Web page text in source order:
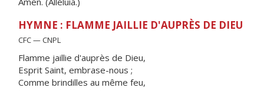
HYMNE : FLAMME JAILLIE D'AUPRÈS DE DIEU
CFC — CNPL
Flamme jaillie d'auprès de Dieu,
Esprit Saint, embrase-nous ;
Comme brindilles au même feu,